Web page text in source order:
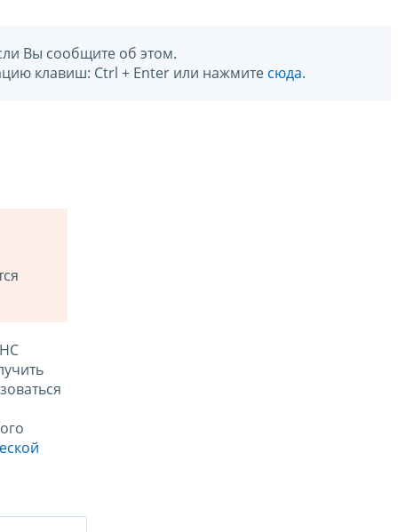
Вы сообщите об этом.
клавиш: Ctrl + Enter или нажмите сюда.